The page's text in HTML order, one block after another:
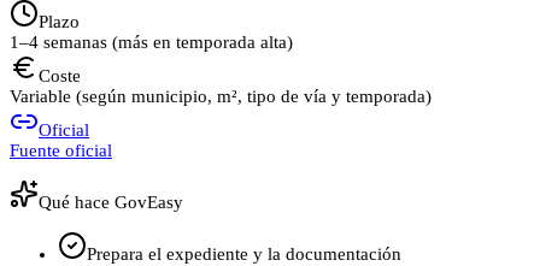
Plazo
1–4 semanas (más en temporada alta)
Coste
Variable (según municipio, m², tipo de vía y temporada)
Oficial
Fuente oficial
Qué hace GovEasy
Prepara el expediente y la documentación